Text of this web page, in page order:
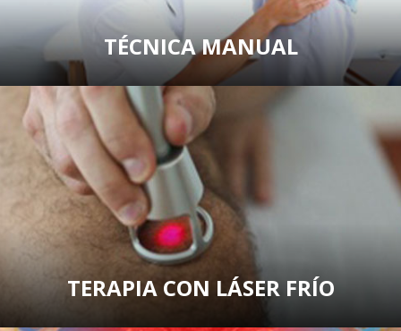
TÉCNICA MANUAL
TERAPIA CON LÁSER FRÍO